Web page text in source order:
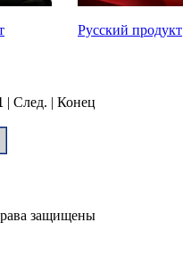
Русский продукт
| След. | Конец
защищены